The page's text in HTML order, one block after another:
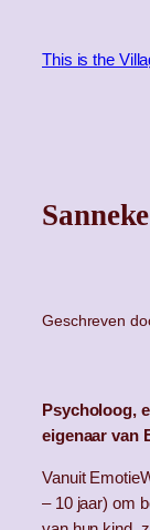
This is the
Geschreven
Psycholoog,
eigenaar van
Vanuit
– 10 jaar) om